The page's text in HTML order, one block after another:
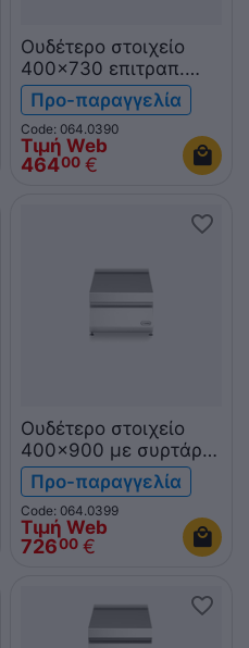
Ουδέτερο στοιχείο
400x730 επιτραπ.
R70/40PLN/T ROC700
Προ-παραγγελία
Code: 064.0390
Τιμή Web
46400 €
Ουδέτερο στοιχείο
400x900 με συρτάρι
επιτραπ.
R90/40PLC/T ROC900
Προ-παραγγελία
Code: 064.0399
Τιμή Web
72600 €